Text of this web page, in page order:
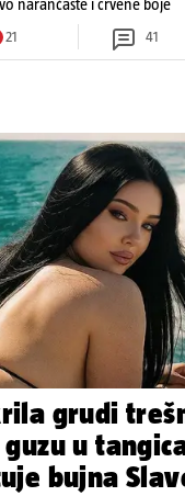
narančaste i crvene boje
21 41
grudi
u
bujna